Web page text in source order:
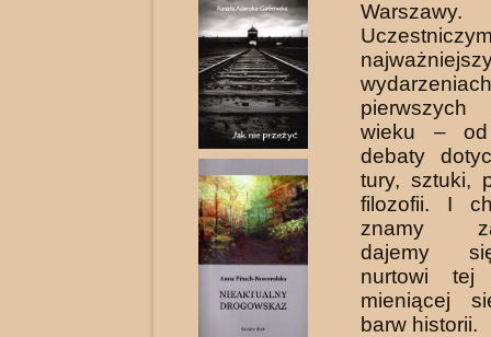
Warszawy.
wieku –
debaty
tury, sztuki,
filozofii. I
znamy
dajemy
nurtowi tej
mieniącej
barw historii.